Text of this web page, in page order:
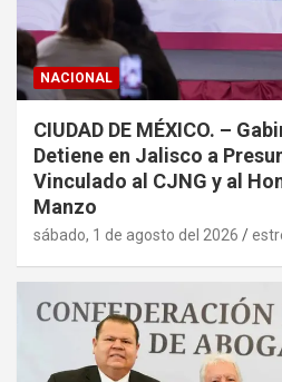
NACIONAL
CIUDAD DE MÉXICO. –
Detiene en Jalisco a
Vinculado al CJNG y al
Manzo
sábado, 1 de agosto del 2026